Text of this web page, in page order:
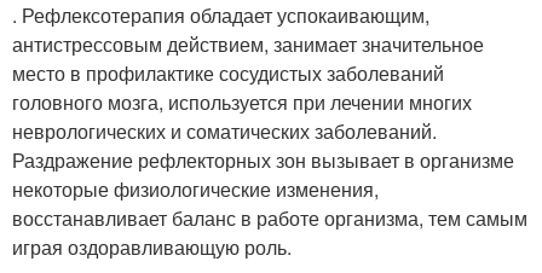
. Рефлексотерапия обладает успокаивающим,
антистрессовым действием, занимает значительное
место в профилактике сосудистых заболеваний
головного мозга, используется при лечении многих
неврологических и соматических заболеваний.
Раздражение рефлекторных зон вызывает в организме
некоторые физиологические изменения,
восстанавливает баланс в работе организма, тем самым
играя оздоравливающую роль.